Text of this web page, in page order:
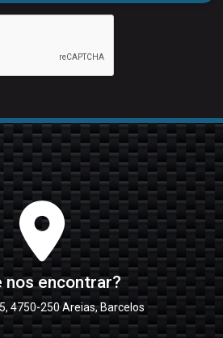
nos encontrar?
4750-250 Areias, Barcelos